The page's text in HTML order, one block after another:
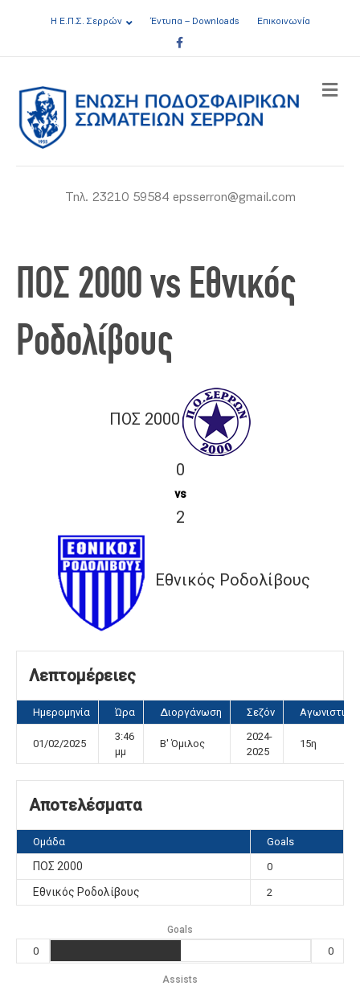
Η Ε.Π.Σ. Σερρών Έντυπα – Downloads
Επικοινωνία
Facebook
Τηλ. 23210 59584 epsserron@gmail.com
ΠΟΣ 2000 vs Εθνικός
Ροδολίβους
ΠΟΣ 2000
0
vs
2
Εθνικός Ροδολίβους
Λεπτομέρειες
Ημερομηνία Ώρα Διοργάνωση Σεζόν Αγωνιστική
01/02/2025
3:46
μμ
Β' Όμιλος
2024-
2025
15η
Αποτελέσματα
Ομάδα Goals
ΠΟΣ 2000 0
Εθνικός Ροδολίβους 2
Goals
0 0
Assists